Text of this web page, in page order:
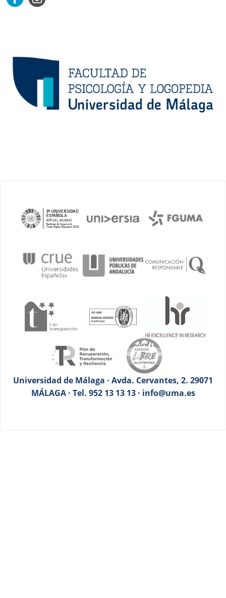
Universidad de Málaga · Avda. Cervantes, 2. 29071
MÁLAGA · Tel. 952 13 13 13 · info@uma.es